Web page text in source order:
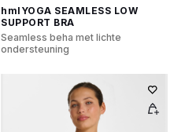
hmlYOGA SEAMLESS LOW
SUPPORT BRA
Seamless beha met lichte
ondersteuning